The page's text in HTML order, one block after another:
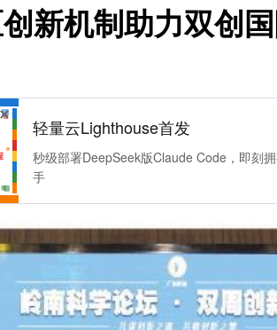
新机制助力双创
轻量云Lighthouse首发
秒级部署DeepSeek版Claude Code，即刻
手